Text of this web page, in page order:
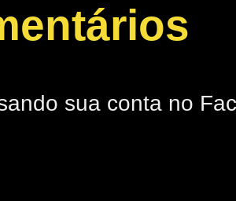
sua conta no